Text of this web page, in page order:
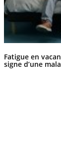
Fatigue en
signe d’une